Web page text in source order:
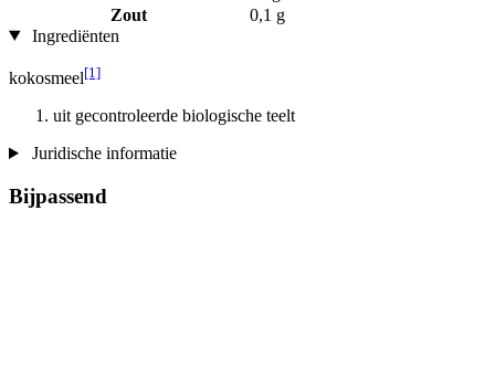
Zout
0,1 g
Ingrediënten
kokosmeel[1]
uit gecontroleerde biologische teelt
Juridische informatie
Bijpassend